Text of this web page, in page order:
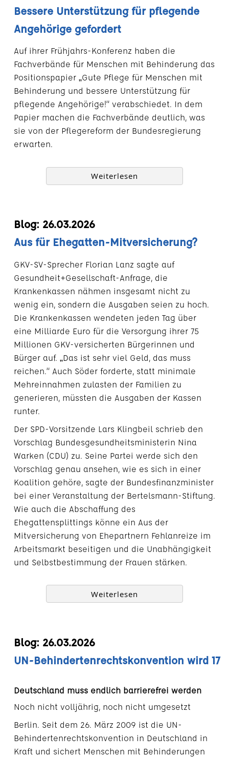
Bessere Unterstützung für pflegende
Angehörige gefordert
Auf ihrer Frühjahrs-Konferenz haben die
Fachverbände für Menschen mit Behinderung das
Positionspapier „Gute Pflege für Menschen mit
Behinderung und bessere Unterstützung für
pflegende Angehörige!“ verabschiedet. In dem
Papier machen die Fachverbände deutlich, was
sie von der Pflegereform der Bundesregierung
erwarten.
Weiterlesen
Blog: 26.03.2026
Aus für Ehegatten-Mitversicherung?
GKV-SV-Sprecher Florian Lanz sagte auf
Gesundheit+Gesellschaft-Anfrage, die
Krankenkassen nähmen insgesamt nicht zu
wenig ein, sondern die Ausgaben seien zu hoch.
Die Krankenkassen wendeten jeden Tag über
eine Milliarde Euro für die Versorgung ihrer 75
Millionen GKV-versicherten Bürgerinnen und
Bürger auf. „Das ist sehr viel Geld, das muss
reichen.“ Auch Söder forderte, statt minimale
Mehreinnahmen zulasten der Familien zu
generieren, müssten die Ausgaben der Kassen
runter.
Der SPD-Vorsitzende Lars Klingbeil schrieb den
Vorschlag Bundesgesundheitsministerin Nina
Warken (CDU) zu. Seine Partei werde sich den
Vorschlag genau ansehen, wie es sich in einer
Koalition gehöre, sagte der Bundesfinanzminister
bei einer Veranstaltung der Bertelsmann-Stiftung.
Wie auch die Abschaffung des
Ehegattensplittings könne ein Aus der
Mitversicherung von Ehepartnern Fehlanreize im
Arbeitsmarkt beseitigen und die Unabhängigkeit
und Selbstbestimmung der Frauen stärken.
Weiterlesen
Blog: 26.03.2026
UN-Behindertenrechtskonvention wird 17
Deutschland muss endlich barrierefrei werden
Noch nicht volljährig, noch nicht umgesetzt
Berlin. Seit dem 26. März 2009 ist die UN-
Behindertenrechtskonvention in Deutschland in
Kraft und sichert Menschen mit Behinderungen